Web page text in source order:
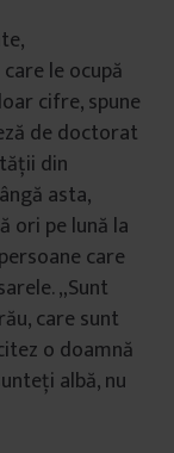
le ocupă
cifre, spune
de doctorat
din
asta,
ori pe lună la
care
„Sunt
care sunt
o doamnă
albă, nu